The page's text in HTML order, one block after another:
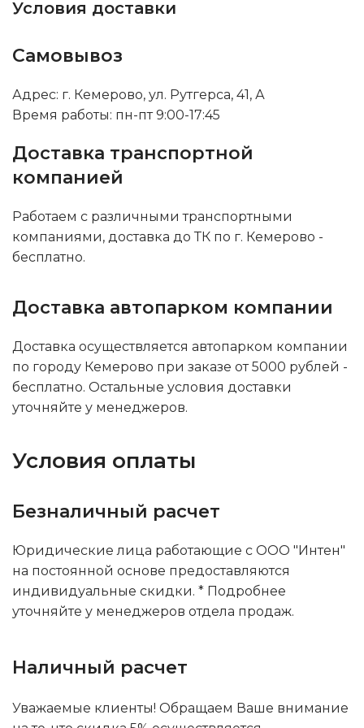
Условия доставки
Самовывоз
Адрес: г. Кемерово, ул. Рутгерса, 41, А
Время работы: пн-пт 9:00-17:45
Доставка транспортной
компанией
Работаем с различными транспортными
компаниями, доставка до ТК по г. Кемерово -
бесплатно.
Доставка автопарком компании
Доставка осуществляется автопарком компании
по городу Кемерово при заказе от 5000 рублей -
бесплатно. Остальные условия доставки
уточняйте у менеджеров.
Условия оплаты
Безналичный расчет
Юридические лица работающие с ООО "Интен"
на постоянной основе предоставляются
индивидуальные скидки. * Подробнее
уточняйте у менеджеров отдела продаж.
Наличный расчет
Уважаемые клиенты! Обращаем Ваше внимание